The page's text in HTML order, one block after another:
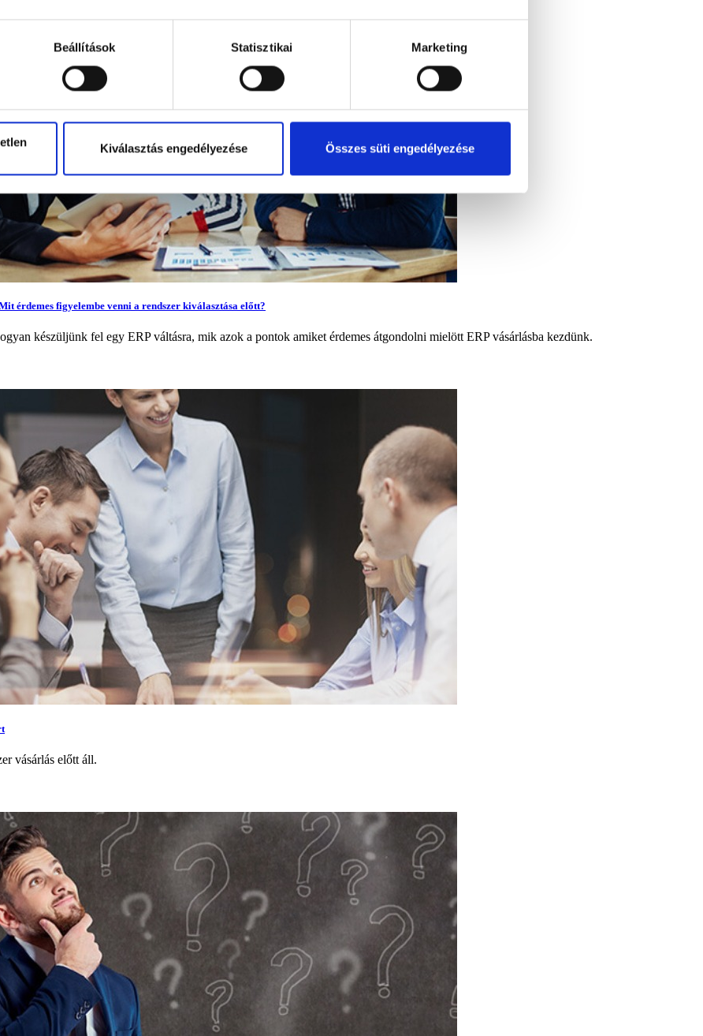
Beállítások Statisztikai Marketing
Kiválasztás engedélyezése Összes süti engedélyezése
érdemes figyelembe venni a rendszer kiválasztása előtt?
készüljünk fel egy ERP váltásra, mik azok a pontok amiket érdemes átgondolni mielött ERP vásárlásba kezdünk.
vásárlás előtt áll.